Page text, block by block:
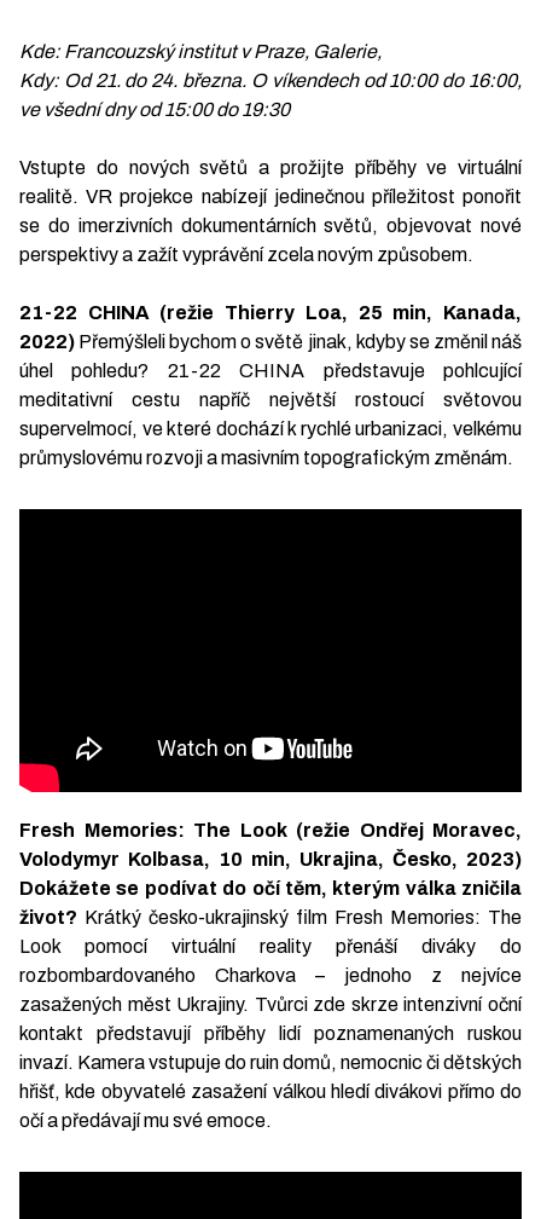
Kde: Francouzský institut v Praze, Galerie,
Kdy: Od 21. do 24. března. O víkendech od 10:00 do 16:00,
ve všední dny od 15:00 do 19:30
Vstupte do nových světů a prožijte příběhy ve virtuální
realitě. VR projekce nabízejí jedinečnou příležitost ponořit
se do imerzivních dokumentárních světů, objevovat nové
perspektivy a zažít vyprávění zcela novým způsobem.
21-22 CHINA (režie Thierry Loa, 25 min, Kanada,
2022) Přemýšleli bychom o světě jinak, kdyby se změnil náš
úhel pohledu? 21-22 CHINA představuje pohlcující
meditativní cestu napříč největší rostoucí světovou
supervelmocí, ve které dochází k rychlé urbanizaci, velkému
průmyslovému rozvoji a masivním topografickým změnám.
Fresh Memories: The Look (režie Ondřej Moravec,
Volodymyr Kolbasa, 10 min, Ukrajina, Česko, 2023)
Dokážete se podívat do očí těm, kterým válka zničila
život? Krátký česko-ukrajinský film Fresh Memories: The
Look pomocí virtuální reality přenáší diváky do
rozbombardovaného Charkova – jednoho z nejvíce
zasažených měst Ukrajiny. Tvůrci zde skrze intenzivní oční
kontakt představují příběhy lidí poznamenaných ruskou
invazí. Kamera vstupuje do ruin domů, nemocnic či dětských
hřišť, kde obyvatelé zasažení válkou hledí divákovi přímo do
očí a předávají mu své emoce.